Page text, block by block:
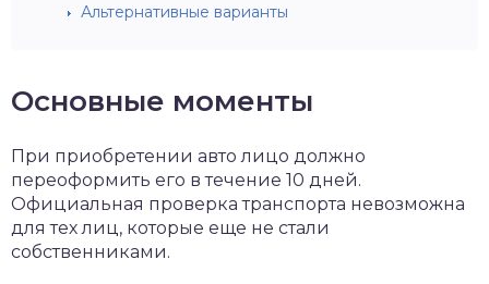
Альтернативные варианты
Основные моменты
При приобретении авто лицо должно
переоформить его в течение 10 дней.
Официальная проверка транспорта невозможна
для тех лиц, которые еще не стали
собственниками.